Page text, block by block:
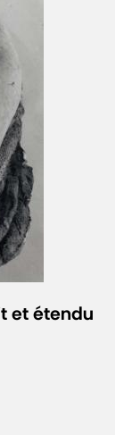
et étendu